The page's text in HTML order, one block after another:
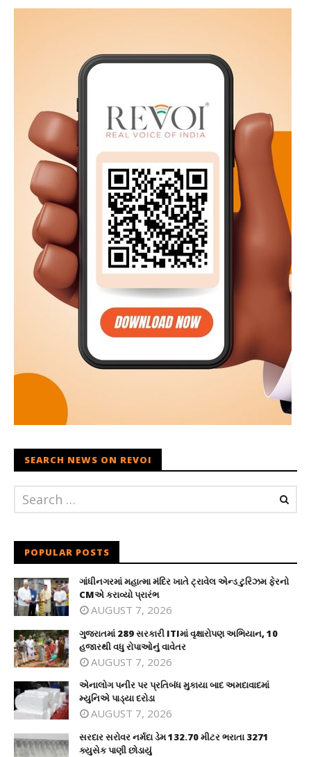
SEARCH NEWS ON REVOI
POPULAR POSTS
ગાંધીનગરમાં મહાત્મા મંદિર ખાતે ટ્રાવેલ એન્ડ ટુરિઝમ ફેરનો
CMએ કરાવ્યો પ્રારંભ
AUGUST 7, 2026
ગુજરાતમાં 289 સરકારી ITIમાં વૃક્ષારોપણ અભિયાન, 10
હજારથી વધુ રોપાઓનું વાવેતર
AUGUST 7, 2026
એનાલોગ પનીર પર પ્રતિબંધ મુકાયા બાદ અમદાવાદમાં
મ્યુનિએ પાડ્યા દરોડા
AUGUST 7, 2026
સરદાર સરોવર નર્મદા ડેમ 132.70 મીટર ભરાતા 3271
ક્યુસેક પાણી છોડાયું